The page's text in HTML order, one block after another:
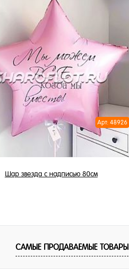
2 150 ₽ / шт
В корзину
в 1 клик
Арт: 48926
Шар звезда с надписью 80см
САМЫЕ ПРОДАВАЕМЫЕ ТОВАРЫ